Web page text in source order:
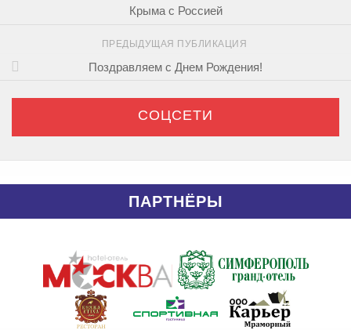
Крыма с Россией
ПРЕДЫДУЩАЯ ПУБЛИКАЦИЯ
Поздравляем с Днем Рождения!
СОЦСЕТИ
ПАРТНЁРЫ